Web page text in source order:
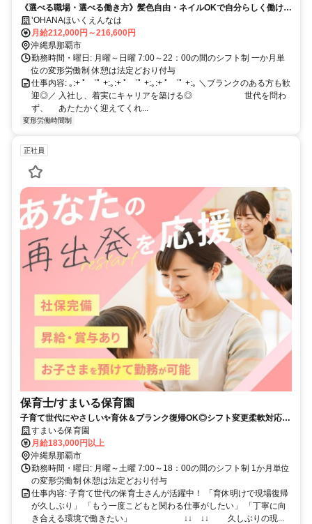
《選べる職場・選べる働き方》髪色自由・ネイルOKで自分らしく働け
る！社宅支援制度あり／資格を活かせる
‛OHANAほいくえんなは
月給212,000円～216,600円
沖縄県那覇市
勤務時間・曜日: 月曜～日曜 7:00～22：00の間のシフト制 一か月単
位の変形労働制 休憩は法定どおり付与
仕事内容: ｡:+ ﾟ ゜ﾟ +:｡:+ ﾟ ゜ﾟ +:｡:+ ﾟ ゜ﾟ +:｡ ＼ブランクのある方も歓
迎◎／ 入社し、着実にキャリアを築ける◎ 世代を問わ
ず、 あたたかく迎えてくれ...
変形労働時間制
正社員
保育士/すまいる保育園
子育て世代にやさしい✨育休＆ブランク復帰OK◎シフト変更柔軟対応◎
持ち帰りなし☆有休・昇給・賞与あり
すまいる保育園
月給183,000円以上
沖縄県那覇市
勤務時間・曜日: 月曜～土曜 7:00～18：00の間のシフト制 1か月単位
の変形労働制 休憩は法定どおり付与
仕事内容: 子育て世代の保育士さんが活躍中！ 「育休明けで現場復帰
が久しぶり」 「もう一度こどもと関わる仕事がしたい」 「丁寧に向
き合える環境で働きたい」 ↓↓ ↓↓ 久しぶりの現...